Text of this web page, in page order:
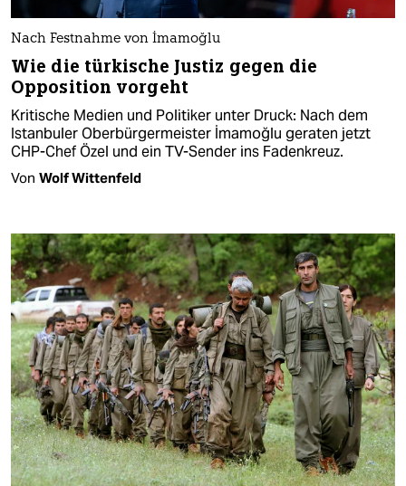
Nach Festnahme von İmamoğlu
Wie die türkische Justiz gegen die
Opposition vorgeht
Kritische Medien und Politiker unter Druck: Nach dem
Istanbuler Oberbürgermeister İmamoğlu geraten jetzt
CHP-Chef Özel und ein TV-Sender ins Fadenkreuz.
Von Wolf Wittenfeld